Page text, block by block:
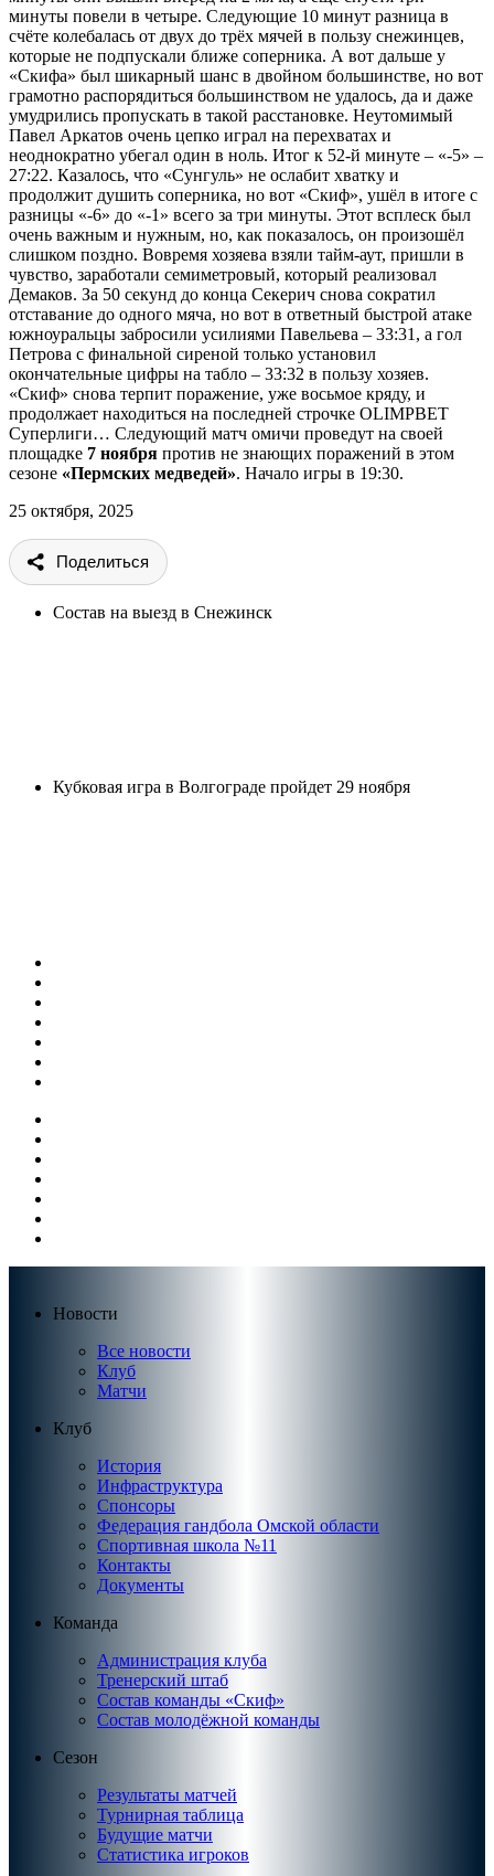
минуты повели в четыре. Следующие 10 минут разница в
счёте колебалась от двух до трёх мячей в пользу снежинцев,
которые не подпускали ближе соперника. А вот дальше у
«Скифа» был шикарный шанс в двойном большинстве, но вот
грамотно распорядиться большинством не удалось, да и даже
умудрились пропускать в такой расстановке. Неутомимый
Павел Аркатов очень цепко играл на перехватах и
неоднократно убегал один в ноль. Итог к 52-й минуте – «-5» –
27:22. Казалось, что «Сунгуль» не ослабит хватку и
продолжит душить соперника, но вот «Скиф», ушёл в итоге с
разницы «-6» до «-1» всего за три минуты. Этот всплеск был
очень важным и нужным, но, как показалось, он произошёл
слишком поздно. Вовремя хозяева взяли тайм-аут, пришли в
чувство, заработали семиметровый, который реализовал
Демаков. За 50 секунд до конца Секерич снова сократил
отставание до одного мяча, но вот в ответный быстрой атаке
южноуральцы забросили усилиями Павельева – 33:31, а гол
Петрова с финальной сиреной только установил
окончательные цифры на табло – 33:32 в пользу хозяев.
«Скиф» снова терпит поражение, уже восьмое кряду, и
продолжает находиться на последней строчке OLIMPBET
Суперлиги… Следующий матч омичи проведут на своей
площадке 7 ноября против не знающих поражений в этом
сезоне «Пермских медведей». Начало игры в 19:30.
25 октября, 2025
Поделиться
Состав на выезд в Снежинск
Кубковая игра в Волгограде пройдет 29 ноября
Новости
Все новости
Клуб
Матчи
Клуб
История
Инфраструктура
Спонсоры
Федерация гандбола Омской области
Спортивная школа №11
Контакты
Документы
Команда
Администрация клуба
Тренерский штаб
Состав команды «Скиф»
Состав молодёжной команды
Сезон
Результаты матчей
Турнирная таблица
Будущие матчи
Статистика игроков